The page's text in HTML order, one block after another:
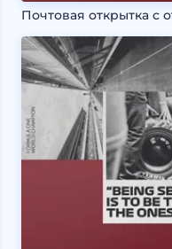
Почтовая открытка с